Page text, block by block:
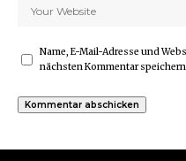
Name, E-Mail-Adresse und
nächsten Kommentar